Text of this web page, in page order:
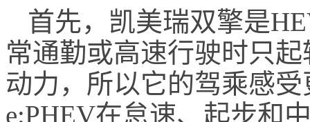
首先，凯美瑞双擎是
常通勤或高速行驶时只
动力，所以它的驾乘感
e:PHEV在怠速、起步和